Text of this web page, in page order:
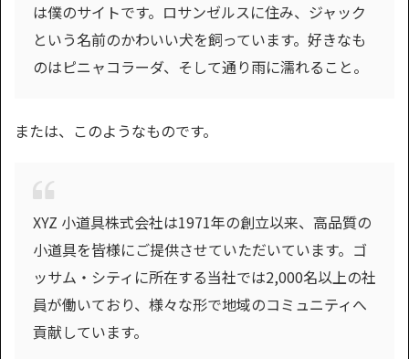
は僕のサイトです。ロサンゼルスに住み、ジャック
という名前のかわいい犬を飼っています。好きなも
のはピニャコラーダ、そして通り雨に濡れること。
または、このようなものです。
XYZ 小道具株式会社は1971年の創立以来、高品質の
小道具を皆様にご提供させていただいています。ゴ
ッサム・シティに所在する当社では2,000名以上の社
員が働いており、様々な形で地域のコミュニティへ
貢献しています。